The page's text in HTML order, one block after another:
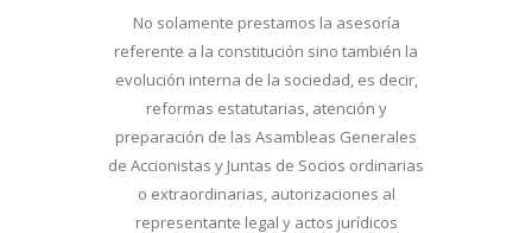
No solamente prestamos la asesoría
referente a la constitución sino también la
evolución interna de la sociedad, es decir,
reformas estatutarias, atención y
preparación de las Asambleas Generales
de Accionistas y Juntas de Socios ordinarias
o extraordinarias, autorizaciones al
representante legal y actos jurídicos